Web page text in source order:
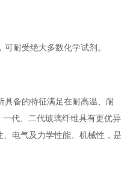
耐受绝大多数化学试剂。
备的特征满足在耐高温、耐
一代、二代玻璃纤维具有更优异
电气及力学性能、机械性，是